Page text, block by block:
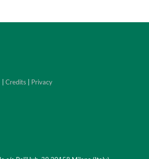
Credits Privacy